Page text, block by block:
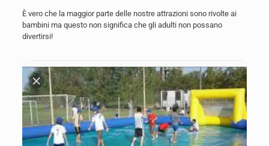
È vero che la maggior parte delle nostre attrazioni sono rivolte ai
bambini ma questo non significa che gli adulti non possano
divertirsi!